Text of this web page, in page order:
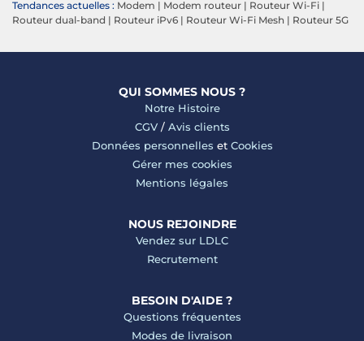
Tendances actuelles : Modem | Modem routeur | Routeur Wi-Fi |
Routeur dual-band | Routeur iPv6 | Routeur Wi-Fi Mesh | Routeur 5G
QUI SOMMES NOUS ?
Notre Histoire
CGV/ Avis clients
Données personnelles et Cookies
Gérer mes cookies
Mentions légales
NOUS REJOINDRE
Vendez sur LDLC
Recrutement
BESOIN D'AIDE ?
Questions fréquentes
Modes de livraison